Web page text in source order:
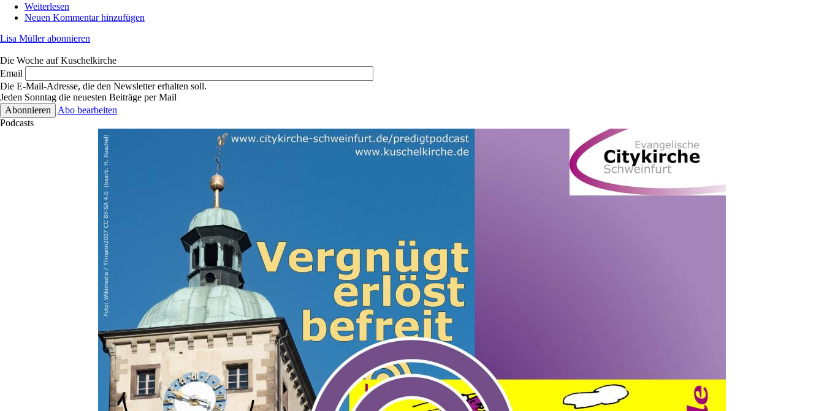
Weiterlesen
Mehr
wagen.
progressiver
die
Demokratie
beleben
kann
Neuen Kommentar hinzufügen
Lisa Müller abonnieren
Die Woche auf Kuschelkirche
Email
Die E-Mail-Adresse, die den Newsletter erhalten soll.
Jeden Sonntag die neuesten Beiträge per Mail
Abo bearbeiten
Podcasts